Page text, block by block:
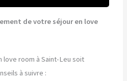
de votre séjour en love
love room à Saint-Leu soit
à suivre :